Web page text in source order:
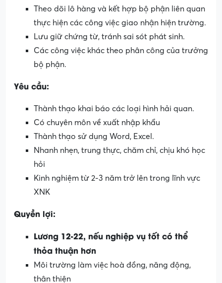
Theo dõi lô hàng và kết hợp bộ phận liên quan
thực hiện các công việc giao nhận hiện trường.
Lưu giữ chứng từ, tránh sai sót phát sinh.
Các công việc khác theo phân công của trưởng
bộ phận.
Yêu cầu:
Thành thạo khai báo các loại hình hải quan.
Có chuyên môn về xuất nhập khẩu
Thành thạo sử dụng Word, Excel.
Nhanh nhẹn, trung thực, chăm chỉ, chịu khó học
hỏi
Kinh nghiệm từ 2-3 năm trở lên trong lĩnh vực
XNK
Quyền lợi:
Lương 12-22, nếu nghiệp vụ tốt có thể
thỏa thuận hơn
Môi trường làm việc hoà đồng, năng động,
thân thiện